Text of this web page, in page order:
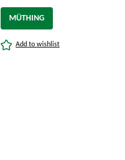
MÜTHING
Add to wishlist